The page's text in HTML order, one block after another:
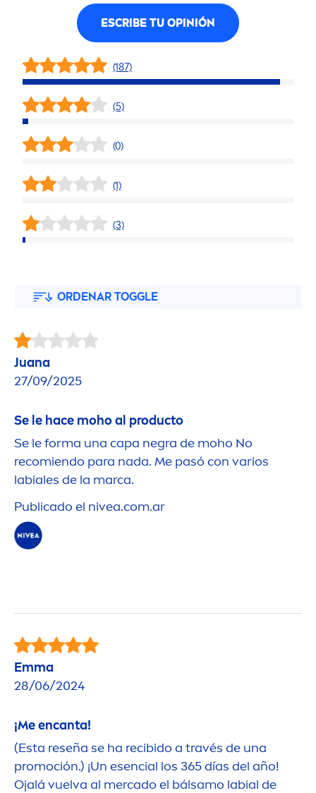
ESCRIBE TU OPINIÓN
(187)
(5)
(0)
(1)
(3)
ORDENAR TOGGLE
Juana
27/09/2025
Se le hace moho al producto
Se le forma una capa negra de moho No
recomiendo para nada. Me pasó con varios
labiales de la marca.
Publicado el nivea.com.ar
Emma
28/06/2024
¡Me encanta!
(Esta reseña se ha recibido a través de una
promoción.) ¡Un esencial los 365 días del año!
Ojalá vuelva al mercado el bálsamo labial de